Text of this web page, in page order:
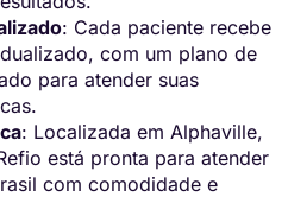
: Cada paciente recebe
com um plano de
para atender suas
: Localizada em Alphaville,
está pronta para atender
com comodidade e